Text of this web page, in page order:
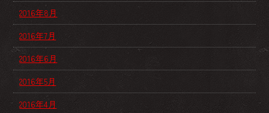
2016年8月
2016年7月
2016年6月
2016年5月
2016年4月